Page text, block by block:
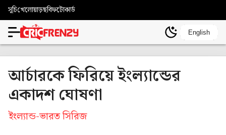
সূচিখেলোয়াড়ছবিফটোকার্ড
English
আর্চারকে ফিরিয়ে ইংল্যান্ডের
একাদশ ঘোষণা
ইংল্যান্ড-ভারত সিরিজ